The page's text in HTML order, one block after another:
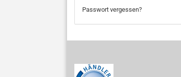
Passwort vergessen?